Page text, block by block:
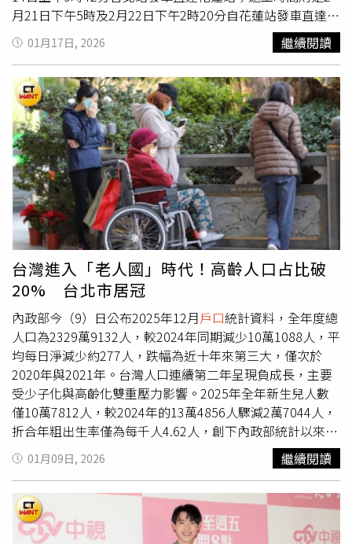
月21日下午5時及2月22日下午2時20分自花蓮站發車直達台
北站，同時也規劃了區間車接駁，照顧南花蓮地區鄉親的交
通需求。民政處指出，凡具花蓮縣縣民資格（含設籍花蓮或
身分證「U」開頭）、其配偶、直系血親及其配偶，或非花
蓮縣民但在花蓮工作者、其配偶、直系血親及其配偶，皆可
於1月21日中午12時至下午4時，在「花蓮縣政府全球資訊
網-熱門連結-115年春節返鄉專車訂票」登載資料訂票，相
關專車資訊公告於花蓮縣政府全球資訊服務網。民政處提
醒，專車為實名制，僅限本人搭乘，並依個人資料保護法規
定於乘車證上登載乘車人姓名及身分證字號，取票及乘車時
皆須出示所有乘車人身份證明文件，如親屬關係請以完整
口名簿、依工作地者檢附工作證明文件，以供縣府人員核
驗，花蓮縣返鄉專車屬服務性質，費用款項為行政作業費，
每張收費200元，經購票辦理後恕不退費。花蓮縣政府表
示，盼能透過返鄉專車，讓鄉親在春節期間感受到縣府的用
心與溫度，也提醒民眾務必留意訂票與取票時間，以免影響
自身權益。
01月17日, 2026 繼續閱讀
台灣進入「老人國」時代！高齡人口占比破
20% 台北市居冠
內政部今（9）日公布2025年12月戶口統計資料，全年度總
人口為2329萬9132人，較2024年同期減少10萬1088人，平
均每日淨減少約277人，跌幅為近十年來第三大，僅次於
2020年與2021年。台灣人口連續第二年呈現負成長，主要
受少子化與高齡化雙重壓力影響。2025年全年新生兒人數
僅10萬7812人，較2024年的13萬4856人驟減2萬7044人，
折合年粗出生率僅為每千人4.62人，創下內政部統計以來最
低紀錄，並為近十年最大跌幅。統計回顧，自2016年以
來，台灣新生兒數已連續10年下降，從2016年20萬8440人
逐年遞減至2025年僅剩10萬餘人，顯示生育率長期低迷趨
勢未解。在死亡人口方面，2025年全年共計20萬268人死
亡，年粗死亡率為每千人8.58人，與2024年相較略減1839
01月09日, 2026 繼續閱讀